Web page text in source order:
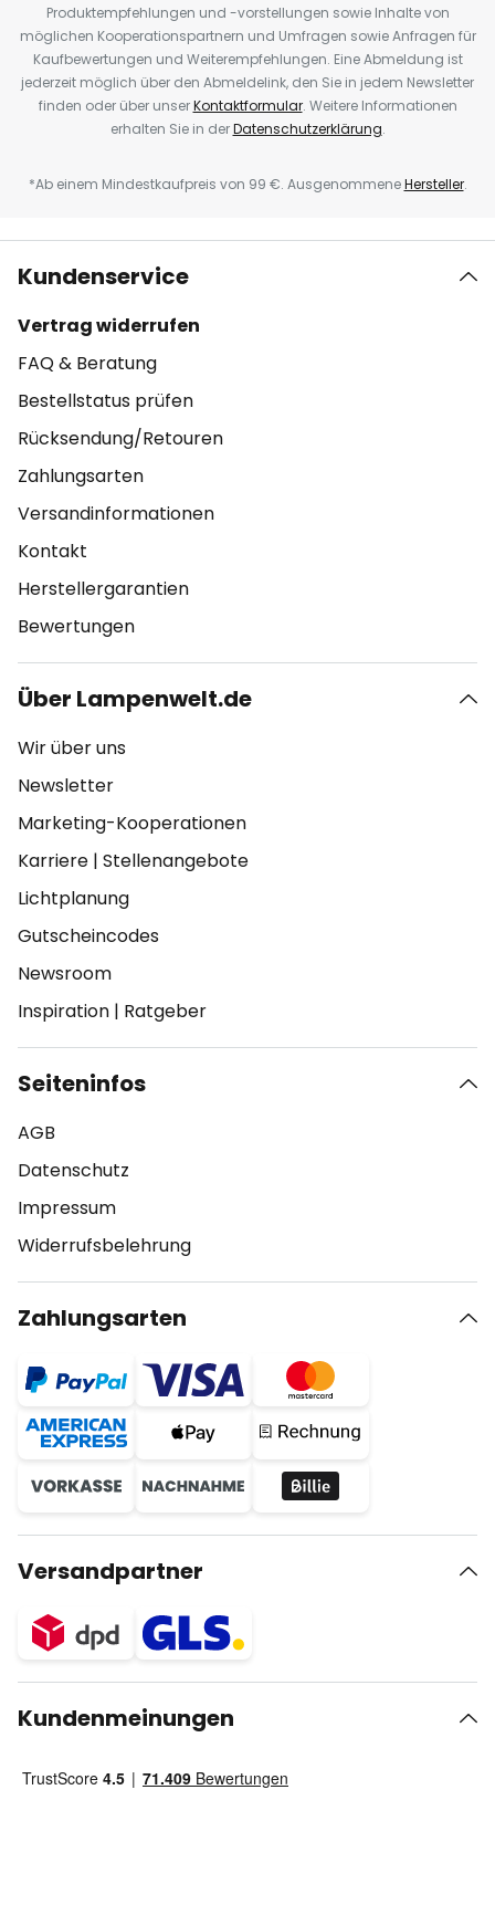
Produktempfehlungen und -vorstellungen sowie Inhalte von
möglichen Kooperationspartnern und Umfragen sowie Anfragen für
Kaufbewertungen und Weiterempfehlungen. Eine Abmeldung ist
jederzeit möglich über den Abmeldelink, den Sie in jedem Newsletter
finden oder über unserKontaktformular. Weitere Informationen
erhalten Sie in derDatenschutzerklärung.
*Ab einem Mindestkaufpreis von 99 €. AusgenommeneHersteller.
Kundenservice
Vertrag widerrufen
FAQ & Beratung
Bestellstatus prüfen
Rücksendung/Retouren
Zahlungsarten
Versandinformationen
Kontakt
Herstellergarantien
Bewertungen
Über Lampenwelt.de
Wir über uns
Newsletter
Marketing-Kooperationen
Karriere | Stellenangebote
Lichtplanung
Gutscheincodes
Newsroom
Inspiration | Ratgeber
Seiteninfos
AGB
Datenschutz
Impressum
Widerrufsbelehrung
Zahlungsarten
Versandpartner
Kundenmeinungen